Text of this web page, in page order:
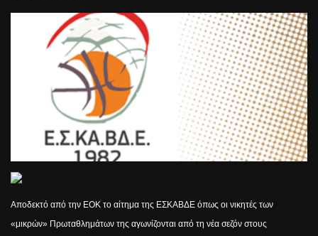
Αποδεκτό από την ΕΟΚ το αίτημα της ΕΣΚΑΒΔΕ όπως οι νικητές των
«μικρών» Πρωταθλημάτων της αγωνίζονται από τη νέα σεζόν στους